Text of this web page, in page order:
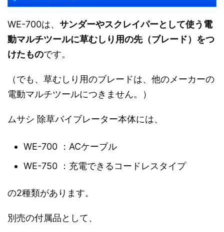
WE-700は、 サンダーやスクレイパーとして使う電
動マルチツールに草むしり用の先（ブレード）をつ
けたものです。
（でも、草むしり用のブレードは、他のメーカーの
電動マルチツールにつきません。）
ムサシ 除草バイブレーター本体には、
WE-700 ：ACケーブル
WE-750 ：充電できるコードレスタイプ
の2種類があります。
別売の付属品として、